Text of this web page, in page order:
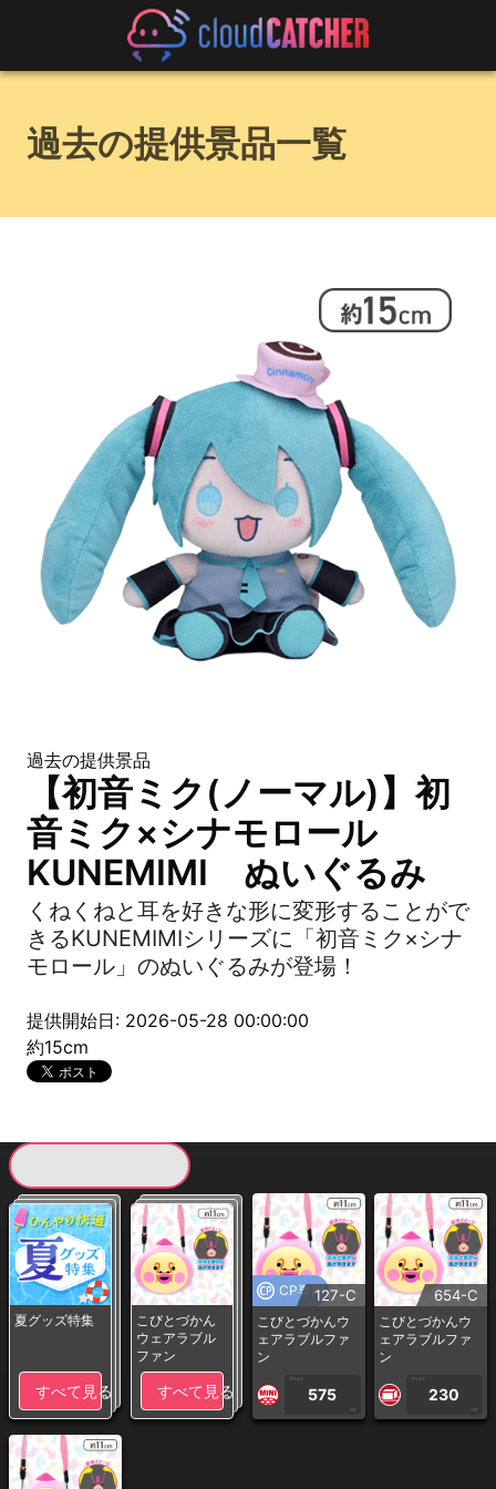
過去の提供景品一覧
過去の提供景品
【初音ミク(ノーマル)】初
音ミク×シナモロール
KUNEMIMI ぬいぐるみ
くねくねと耳を好きな形に変形することがで
きるKUNEMIMIシリーズに「初音ミク×シナ
モロール」のぬいぐるみが登場！
提供開始日: 2026-05-28 00:00:00
約15cm
夏グッズ特集
すべて見る
こびとづかん
ウェアラブル
ファン
すべて見る
CP専用127-C
こびとづかんウ
ェアラブルファ
ン
1PLAY
575
CP
654-C
こびとづかんウ
ェアラブルファ
ン
1PLAY
230
CP